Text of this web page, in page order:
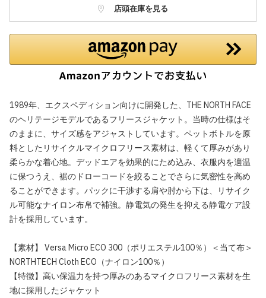
店頭在庫を見る
1989年、エクスペディション向けに開発した、THE NORTH FACE
のヘリテージモデルであるフリースジャケット。当時の仕様はそ
のままに、サイズ感をアジャストしています。ペットボトルを原
料としたリサイクルマイクロフリース素材は、軽くて厚みがあり
柔らかな着心地。デッドエアを効果的にため込み、衣服内を適温
に保つうえ、裾のドローコードを絞ることでさらに気密性を高め
ることができます。パックに干渉する肩や肘から下は、リサイク
ル可能なナイロン布帛で補強。静電気の発生を抑える静電ケア設
計を採用しています。
【素材】 Versa Micro ECO 300（ポリエステル100％）＜当て布＞
NORTHTECH Cloth ECO（ナイロン100％）
【特徴】高い保温力を持つ厚みのあるマイクロフリース素材を生
地に採用したジャケット